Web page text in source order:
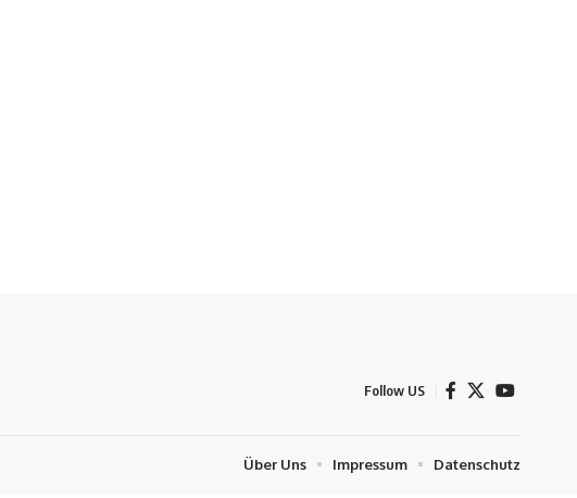
Follow US
Über Uns Impressum Datenschutz